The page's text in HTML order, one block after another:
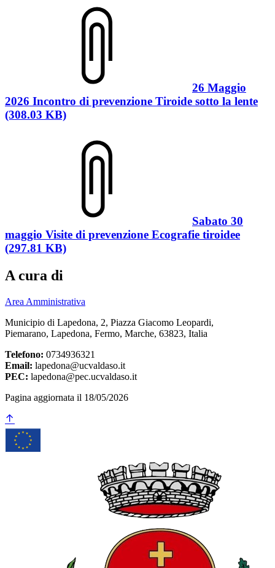
26 Maggio
2026 Incontro di prevenzione Tiroide sotto la lente
(308.03 KB)
Sabato 30
maggio Visite di prevenzione Ecografie tiroidee
(297.81 KB)
A cura di
Area Amministrativa
Municipio di Lapedona, 2, Piazza Giacomo Leopardi,
Piemarano, Lapedona, Fermo, Marche, 63823, Italia
Telefono: 0734936321
Email: lapedona@ucvaldaso.it
PEC: lapedona@pec.ucvaldaso.it
Pagina aggiornata il 18/05/2026